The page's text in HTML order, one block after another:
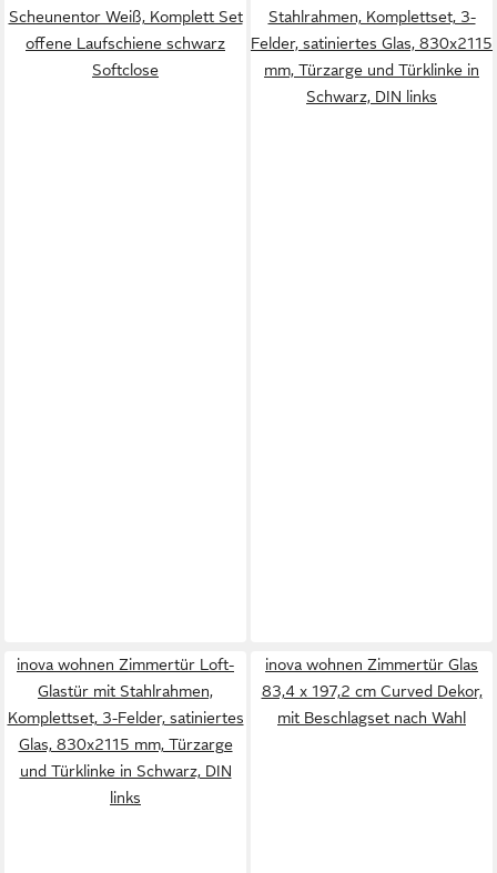
Scheunentor Weiß, Komplett Set
offene Laufschiene schwarz
Softclose
Stahlrahmen, Komplettset, 3-
Felder, satiniertes Glas, 830x2115
mm, Türzarge und Türklinke in
Schwarz, DIN links
inova wohnen Zimmertür Loft-
Glastür mit Stahlrahmen,
Komplettset, 3-Felder, satiniertes
Glas, 830x2115 mm, Türzarge
und Türklinke in Schwarz, DIN
links
inova wohnen Zimmertür Glas
83,4 x 197,2 cm Curved Dekor,
mit Beschlagset nach Wahl